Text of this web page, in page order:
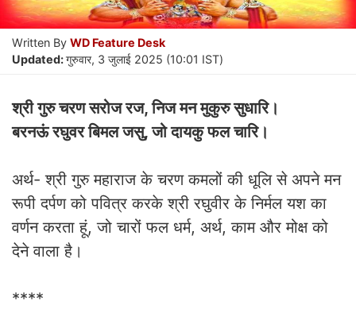
Written By WD Feature Desk
Updated:गुरुवार, 3 जुलाई 2025 (10:01 IST)
श्री गुरु चरण सरोज रज, निज मन मुकुरु सुधारि।
बरनऊं रघुवर बिमल जसु, जो दायकु फल चारि।
अर्थ- श्री गुरु महाराज के चरण कमलों की धूलि से अपने मन
रूपी दर्पण को पवित्र करके श्री रघुवीर के निर्मल यश का
वर्णन करता हूं, जो चारों फल धर्म, अर्थ, काम और मोक्ष को
देने वाला है।
****